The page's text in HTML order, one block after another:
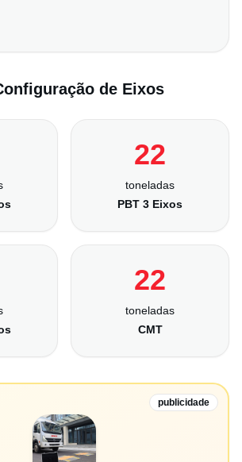
de Eixos
22
toneladas
PBT 3 Eixos
22
toneladas
CMT
publicidade